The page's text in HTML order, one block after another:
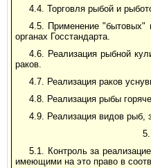
4.4. Торговля рыбой и
4.5. Применение "бытовых"
органах Госстандарта.
4.6. Реализация рыбной
раков.
4.7. Реализация раков
4.8. Реализация рыбы
4.9. Реализация видов рыб,
5.1. Контроль за
имеющими на это право в